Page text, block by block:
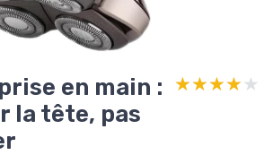
en main :
la tête, pas
★★★★★
★★★★★